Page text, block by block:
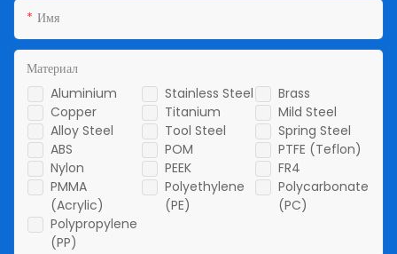
Имя
Aluminium Stainless Steel
Brass
Copper
Titanium
Mild Steel
Alloy Steel
Tool Steel
Spring Steel
ABS
POM
PTFE (Teflon)
Nylon
PEEK
FR4
PMMA
(Acrylic)
Polyethylene
(PE)
Polycarbonate
(PC)
Polypropylene
(PP)
Материал